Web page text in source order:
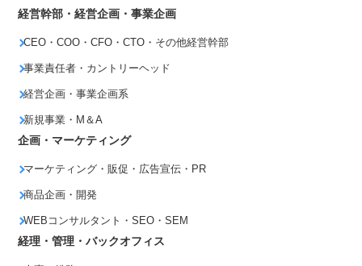
経営幹部・経営企画・事業企画
CEO・COO・CFO・CTO・その他経営幹部
事業責任者・カントリーヘッド
経営企画・事業企画系
新規事業・M＆A
企画・マーケティング
マーケティング・販促・広告宣伝・PR
商品企画・開発
WEBコンサルタント・SEO・SEM
経理・管理・バックオフィス